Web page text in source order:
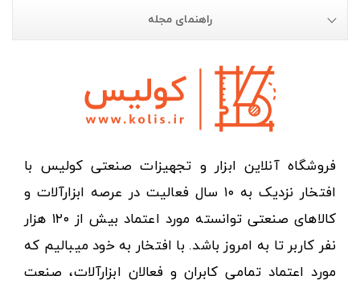
راهنمای مجله
فروشگاه آنلاین ابزار و تجهیزات صنعتی کولیس با
افتخار نزدیک به ۱۰ سال فعالیت در عرصه ابزارآلات و
کالاهای صنعتی توانسته مورد اعتماد بیش از ۱۲۰ هزار
نفر کاربر تا به امروز باشد. با افتخار به خود میبالیم که
مورد اعتماد تمامی کابران و فعالان ابزارآلات، صنعت